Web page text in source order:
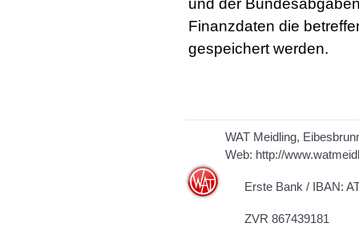
und der
Finanzdaten die
gespeichert werden.
WAT Meidling,
Web: http://
Erste Bank / IBAN:
ZVR 867439181